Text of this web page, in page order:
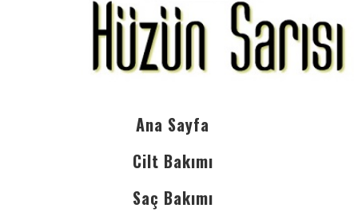
Ana Sayfa
Cilt Bakımı
Saç Bakımı